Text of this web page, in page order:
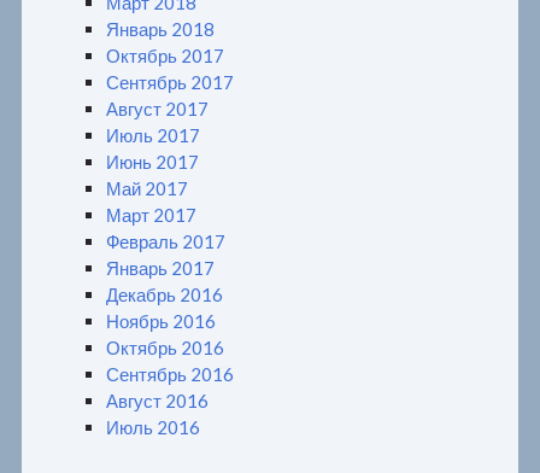
Январь 2018
Октябрь 2017
Сентябрь 2017
Август 2017
Июль 2017
Июнь 2017
Май 2017
Март 2017
Февраль 2017
Январь 2017
Декабрь 2016
Ноябрь 2016
Октябрь 2016
Сентябрь 2016
Август 2016
Июль 2016